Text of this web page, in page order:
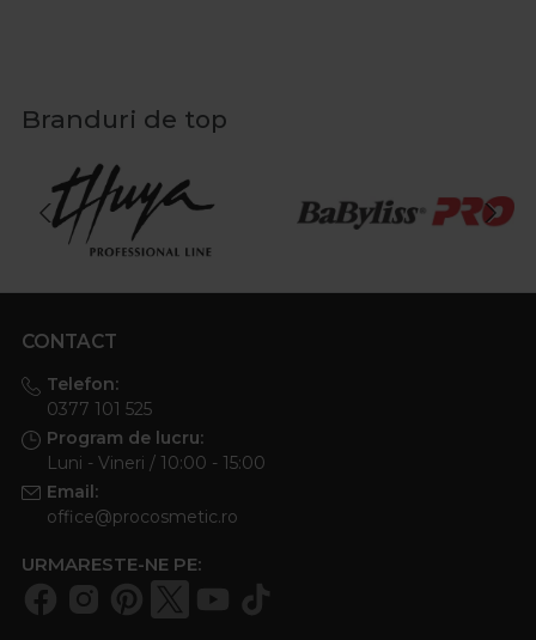
Branduri de top
CONTACT
Telefon:
0377 101 525
Program de lucru:
Luni - Vineri / 10:00 - 15:00
Email:
office@procosmetic.ro
URMARESTE-NE PE: